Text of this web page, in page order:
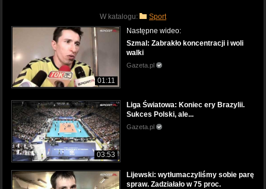
W katalogu: Sport
01:11
Następne wideo:
Szmal: Zabrakło koncentracji i woli
walki
Gazeta.pl
03:53
Liga Światowa: Koniec ery Brazylii.
Sukces Polski, ale...
Gazeta.pl
Lijewski: wytłumaczyliśmy sobie parę
spraw. Zadziałało w 75 proc.